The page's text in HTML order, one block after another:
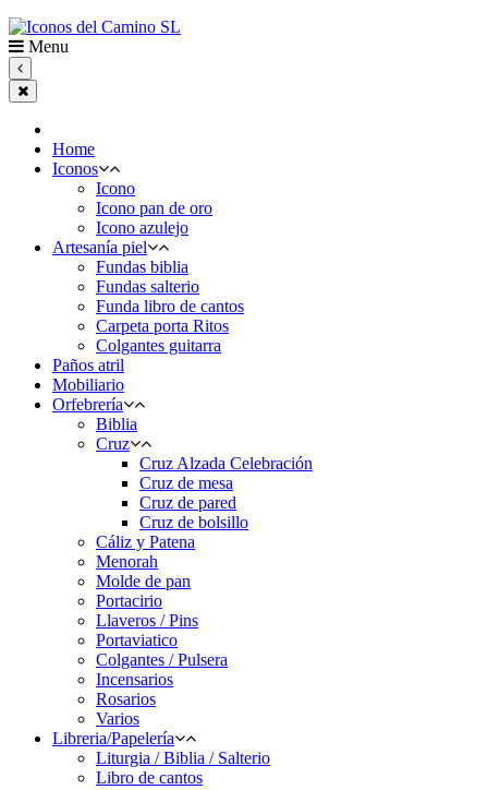
Menu
Home
Iconos
Icono
Icono pan de oro
Icono azulejo
Artesanía piel
Fundas biblia
Fundas salterio
Funda libro de cantos
Carpeta porta Ritos
Colgantes guitarra
Paños atril
Mobiliario
Orfebrería
Biblia
Cruz
Cruz Alzada Celebración
Cruz de mesa
Cruz de pared
Cruz de bolsillo
Cáliz y Patena
Menorah
Molde de pan
Portacirio
Llaveros / Pins
Portaviatico
Colgantes / Pulsera
Incensarios
Rosarios
Varios
Libreria/Papelería
Liturgia / Biblia / Salterio
Libro de cantos